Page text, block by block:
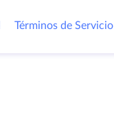
Términos de Servicio